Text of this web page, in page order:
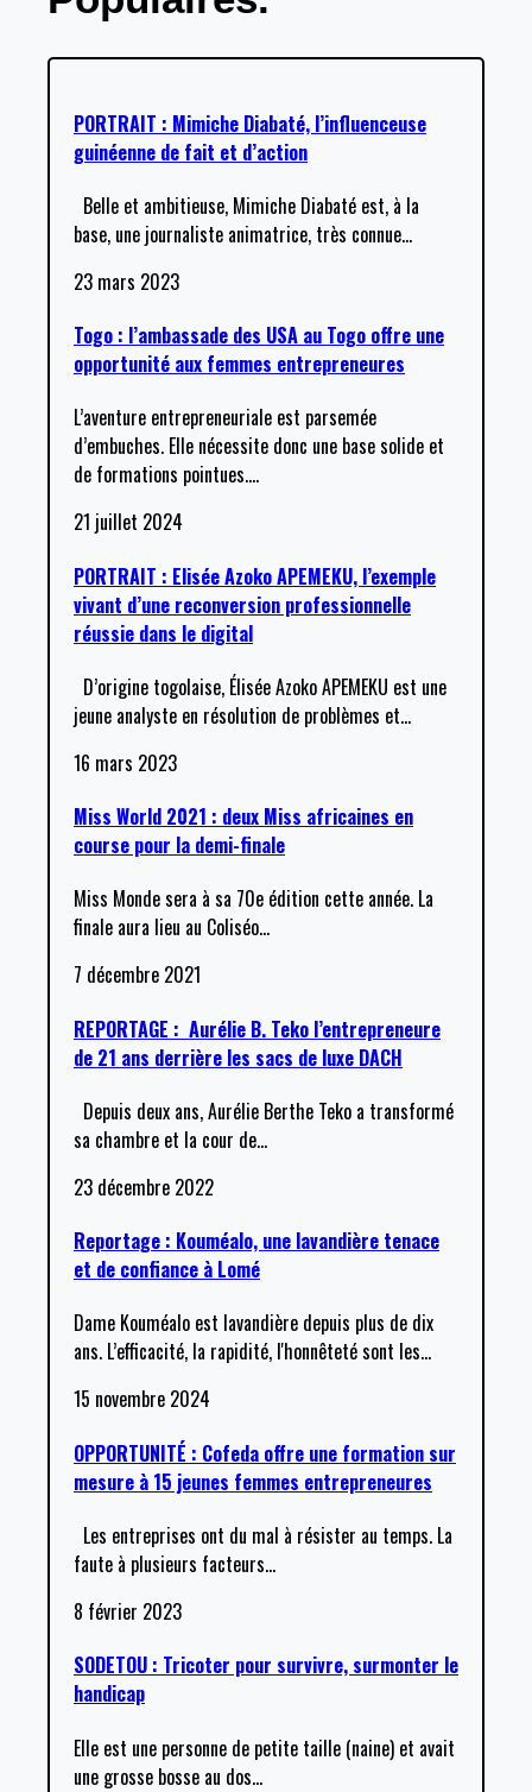
PORTRAIT : Mimiche Diabaté, l’influenceuse
guinéenne de fait et d’action
Belle et ambitieuse, Mimiche Diabaté est, à la
base, une journaliste animatrice, très connue…
23 mars 2023
Togo : l’ambassade des USA au Togo offre une
opportunité aux femmes entrepreneures
L’aventure entrepreneuriale est parsemée
d’embuches. Elle nécessite donc une base solide et
de formations pointues.…
21 juillet 2024
PORTRAIT : Elisée Azoko APEMEKU, l’exemple
vivant d’une reconversion professionnelle
réussie dans le digital
D’origine togolaise, Élisée Azoko APEMEKU est une
jeune analyste en résolution de problèmes et…
16 mars 2023
Miss World 2021 : deux Miss africaines en
course pour la demi-finale
Miss Monde sera à sa 70e édition cette année. La
finale aura lieu au Coliséo…
7 décembre 2021
REPORTAGE : Aurélie B. Teko l’entrepreneure
de 21 ans derrière les sacs de luxe DACH
Depuis deux ans, Aurélie Berthe Teko a transformé
sa chambre et la cour de…
23 décembre 2022
Reportage : Kouméalo, une lavandière tenace
et de confiance à Lomé
Dame Kouméalo est lavandière depuis plus de dix
ans. L’efficacité, la rapidité, l'honnêteté sont les…
15 novembre 2024
OPPORTUNITÉ : Cofeda offre une formation sur
mesure à 15 jeunes femmes entrepreneures
Les entreprises ont du mal à résister au temps. La
faute à plusieurs facteurs…
8 février 2023
SODETOU : Tricoter pour survivre, surmonter le
handicap
Elle est une personne de petite taille (naine) et avait
une grosse bosse au dos…